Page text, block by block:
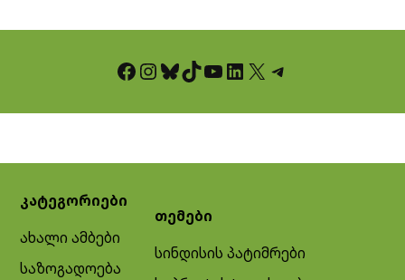
Facebook InstagramBluesky TikTok YouTube LinkedIn X Telegram
კატეგორიები
ახალი ამბები
საზოგადოება
თემები
სინდისის პატიმრები